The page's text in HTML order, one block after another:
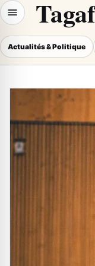
Actualités & Politique